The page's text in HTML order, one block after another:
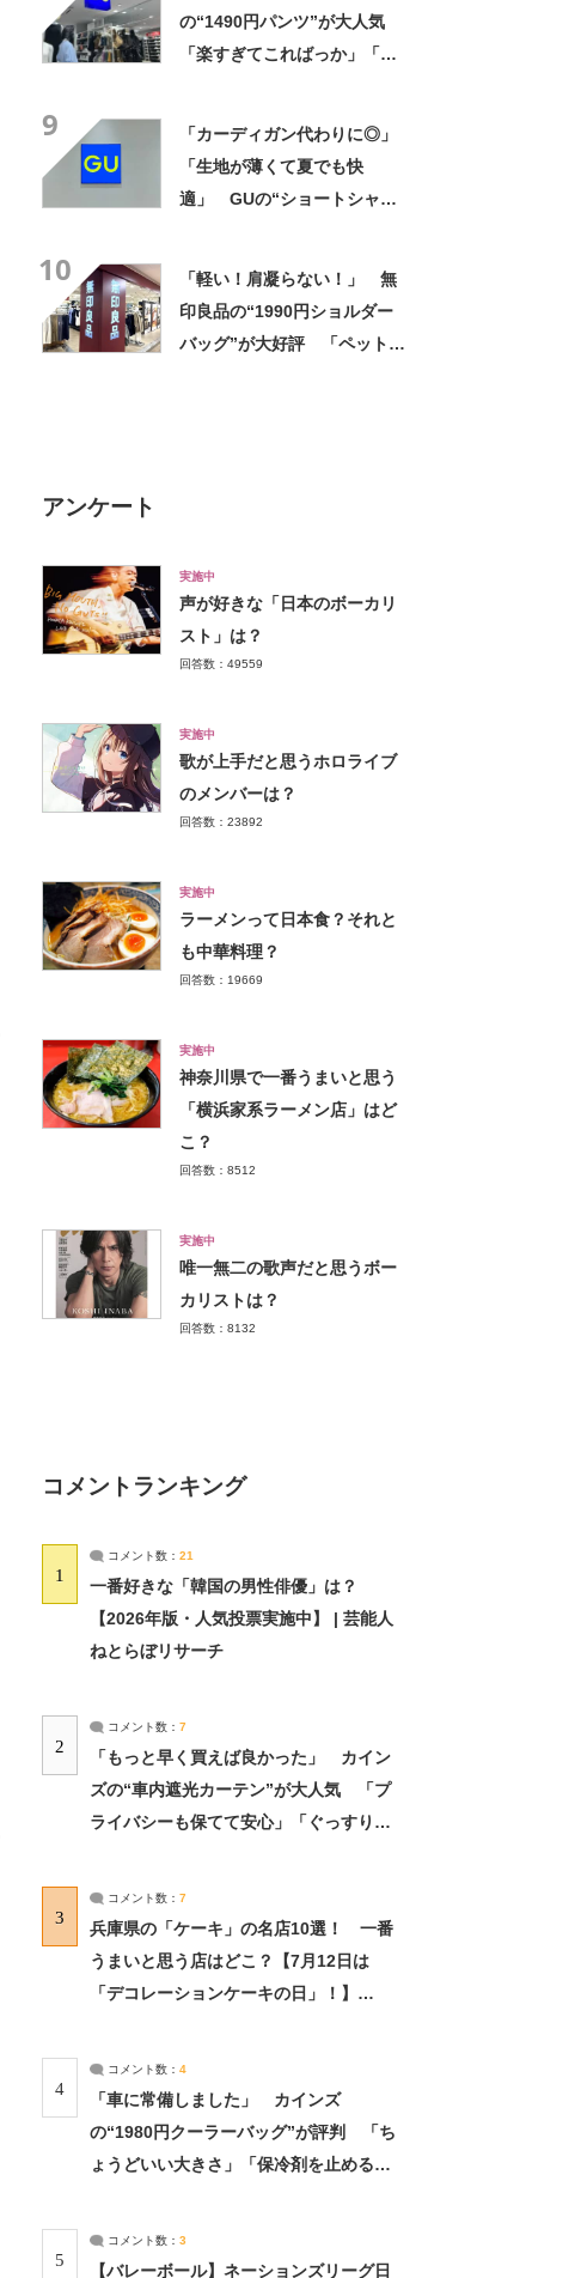
の“1490円パンツ”が大人気
「楽すぎてこればっか」「洗
9
「カーディガン代わりに◎」
「生地が薄くて夏でも快
適」 GUの“ショートシャ
10
「軽い！肩凝らない！」 無
印良品の“1990円ショルダー
バッグ”が大好評 「ペットボ
アンケート
実施中
声が好きな「日本のボーカリ
スト」は？
回答数：49559
実施中
歌が上手だと思うホロライブ
のメンバーは？
回答数：23892
実施中
ラーメンって日本食？それと
も中華料理？
回答数：19669
実施中
神奈川県で一番うまいと思う
「横浜家系ラーメン店」はど
こ？
回答数：8512
実施中
唯一無二の歌声だと思うボー
カリストは？
回答数：8132
コメントランキング
1
コメント数： 21
一番好きな「韓国の男性俳優」は？
【2026年版・人気投票実施中】 | 芸能人
ねとらぼリサーチ
2
コメント数： 7
「もっと早く買えば良かった」 カイン
ズの“車内遮光カーテン”が大人気 「プ
ライバシーも保てて安心」「ぐっすり眠
3
コメント数： 7
兵庫県の「ケーキ」の名店10選！ 一番
うまいと思う店はどこ？【7月12日は
「デコレーションケーキの日」！】
4
コメント数： 4
「車に常備しました」 カインズ
の“1980円クーラーバッグ”が評判 「ち
ょうどいい大きさ」「保冷剤を止めるベ
5
コメント数： 3
【バレーボール】ネーションズリーグ日